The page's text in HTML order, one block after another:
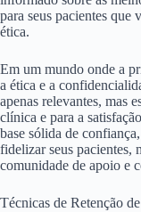
para seus pacientes que
ética.
Em um mundo onde a
a ética e a
apenas relevantes, mas
clínica e para a
base sólida de
fidelizar seus pacientes,
comunidade de apoio e
Técnicas de Retenção